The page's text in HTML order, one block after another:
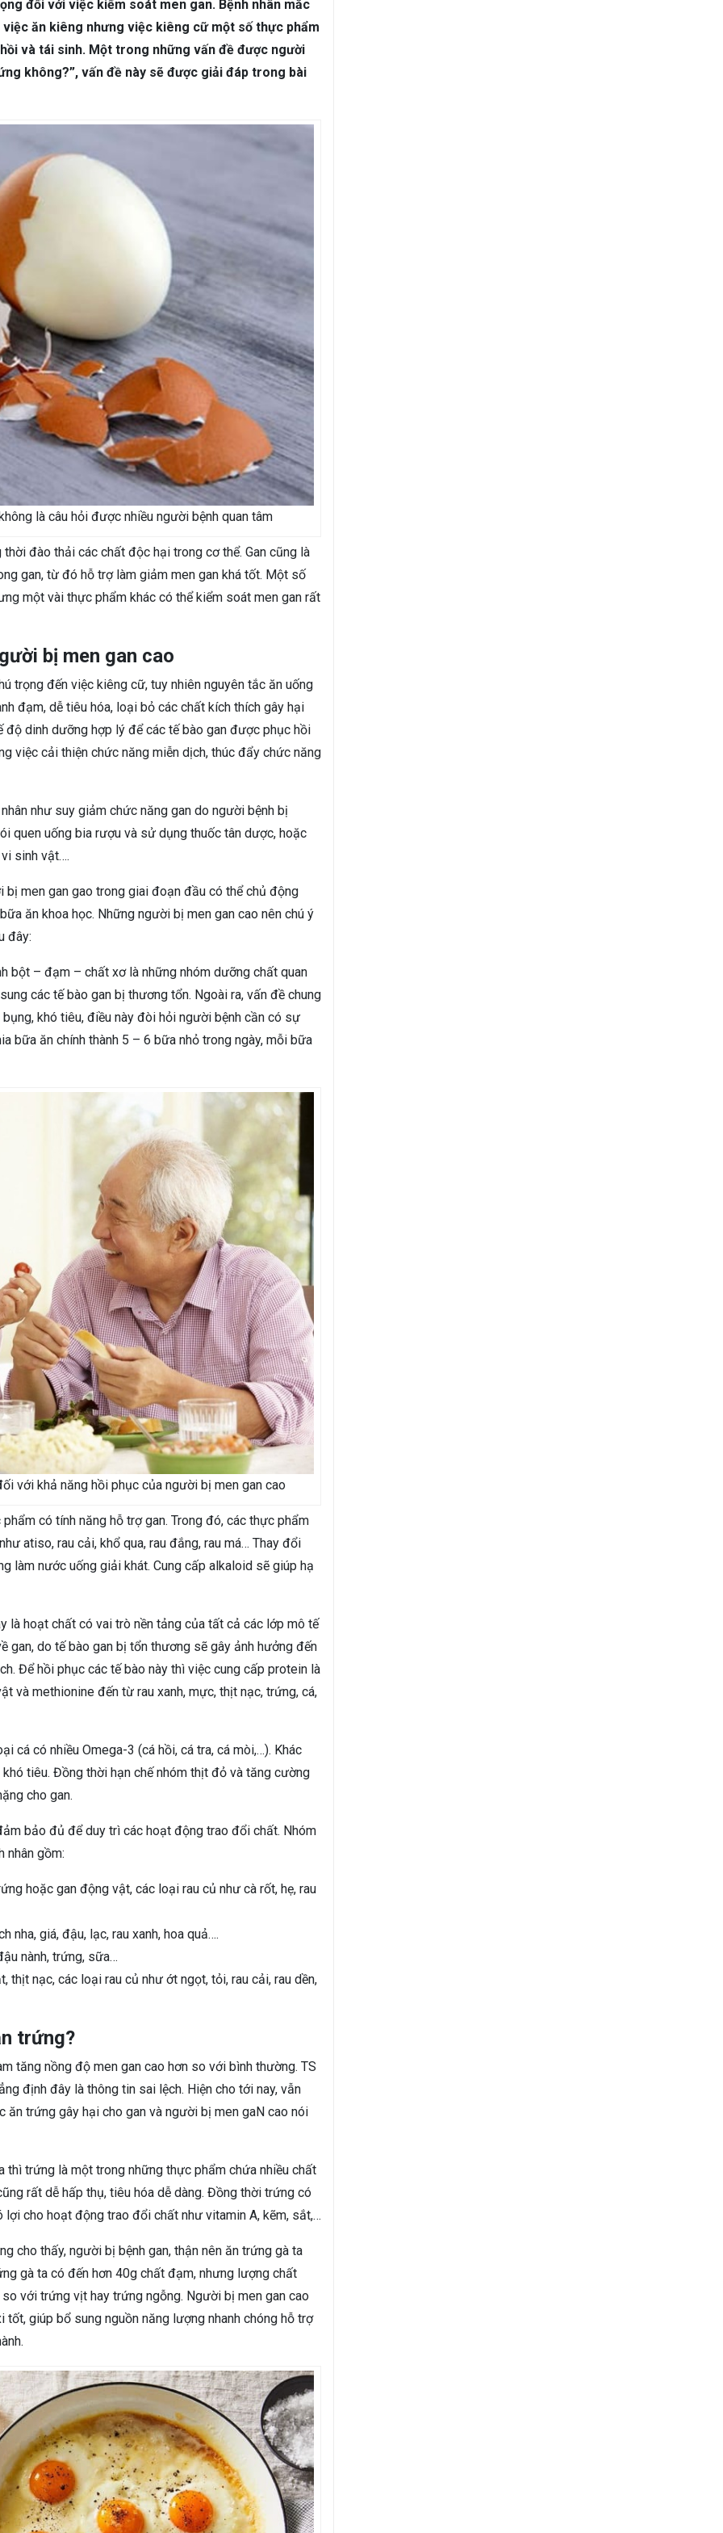
Sâu Răng Viêm Nha Chu Đau Răng Răng Ê Buốt Viêm Tủy Răng
đối với việc kiểm soát men gan. Bệnh nhân mắc
ăn kiêng nhưng việc kiêng cữ một số thực phẩm
và tái sinh. Một trong những vấn đề được người
không?”, vấn đề này sẽ được giải đáp trong bài
là câu hỏi được nhiều người bệnh quan tâm
đào thải các chất độc hại trong cơ thể. Gan cũng là
gan, từ đó hỗ trợ làm giảm men gan khá tốt. Một số
một vài thực phẩm khác có thể kiểm soát men gan rất
bị men gan cao
trọng đến việc kiêng cữ, tuy nhiên nguyên tắc ăn uống
đạm, dễ tiêu hóa, loại bỏ các chất kích thích gây hại
dinh dưỡng hợp lý để các tế bào gan được phục hồi
việc cải thiện chức năng miễn dịch, thúc đẩy chức năng
như suy giảm chức năng gan do người bệnh bị
quen uống bia rượu và sử dụng thuốc tân dược, hoặc
sinh vật….
men gan gao trong giai đoạn đầu có thể chủ động
ăn khoa học. Những người bị men gan cao nên chú ý
đây:
bột – đạm – chất xơ là những nhóm dưỡng chất quan
các tế bào gan bị thương tổn. Ngoài ra, vấn đề chung
khó tiêu, điều này đòi hỏi người bệnh cần có sự
bữa ăn chính thành 5 – 6 bữa nhỏ trong ngày, mỗi bữa
với khả năng hồi phục của người bị men gan cao
có tính năng hỗ trợ gan. Trong đó, các thực phẩm
atiso, rau cải, khổ qua, rau đắng, rau má… Thay đổi
làm nước uống giải khát. Cung cấp alkaloid sẽ giúp hạ
là hoạt chất có vai trò nền tảng của tất cả các lớp mô tế
gan, do tế bào gan bị tổn thương sẽ gây ảnh hưởng đến
Để hồi phục các tế bào này thì việc cung cấp protein là
và methionine đến từ rau xanh, mực, thịt nạc, trứng, cá,
cá có nhiều Omega-3 (cá hồi, cá tra, cá mòi,…). Khác
tiêu. Đồng thời hạn chế nhóm thịt đỏ và tăng cường
cho gan.
bảo đủ để duy trì các hoạt động trao đổi chất. Nhóm
nhân gồm:
hoặc gan động vật, các loại rau củ như cà rốt, hẹ, rau
nha, giá, đậu, lạc, rau xanh, hoa quả….
nành, trứng, sữa…
thịt nạc, các loại rau củ như ớt ngọt, tỏi, rau cải, rau dền,
trứng?
tăng nồng độ men gan cao hơn so với bình thường. TS
định đây là thông tin sai lệch. Hiện cho tới nay, vẫn
ăn trứng gây hại cho gan và người bị men gaN cao nói
thì trứng là một trong những thực phẩm chứa nhiều chất
rất dễ hấp thụ, tiêu hóa dễ dàng. Đồng thời trứng có
cho hoạt động trao đổi chất như vitamin A, kẽm, sắt,…
cho thấy, người bị bệnh gan, thận nên ăn trứng gà ta
gà ta có đến hơn 40g chất đạm, nhưng lượng chất
với trứng vịt hay trứng ngỗng. Người bị men gan cao
giúp bổ sung nguồn năng lượng nhanh chóng hỗ trợ